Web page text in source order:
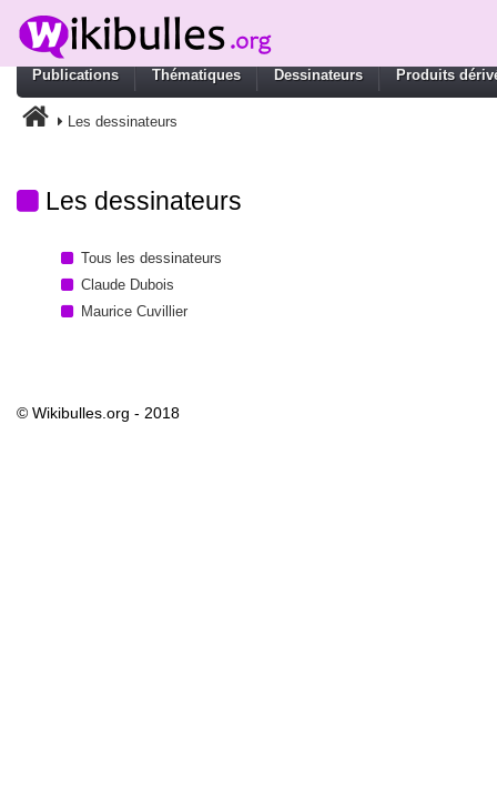
Publications Thématiques Dessinateurs Produits
Les dessinateurs
Les dessinateurs
Tous les dessinateurs
Claude Dubois
Maurice Cuvillier
© Wikibulles.org - 2018